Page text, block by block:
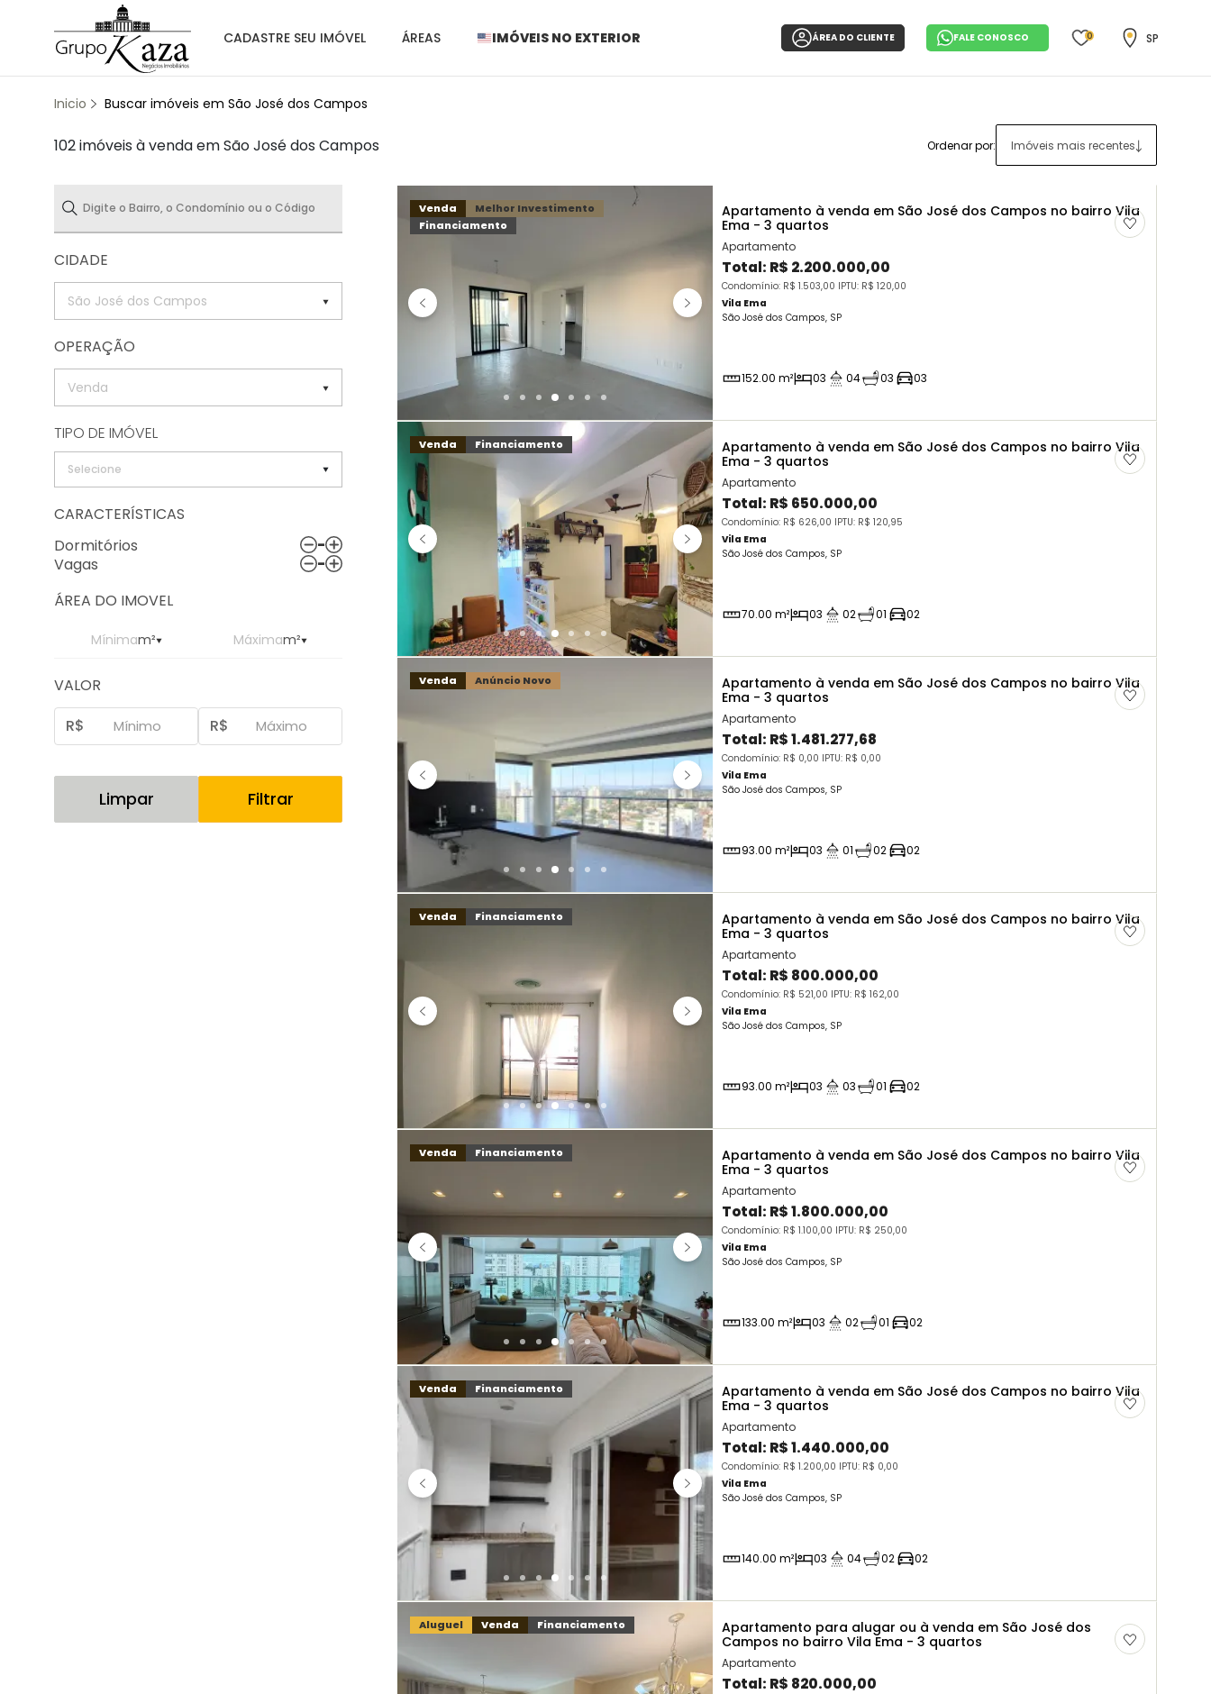
CADASTRE SEU IMÓVEL ÁREAS IMÓVEIS NO EXTERIOR ÁREA DO CLIENTE FALE CONOSCO 0 SP
Inicio Buscar imóveis em São José dos Campos
102 imóveis à venda em São José dos Campos Ordenar por: Imóveis mais recentes
CIDADE
São José dos Campos
OPERAÇÃO
Venda
TIPO DE IMÓVEL
Selecione
CARACTERÍSTICAS
Dormitórios
-
Vagas
-
ÁREA DO IMOVEL
Mínimam² Máximam²
VALOR
R$
R$
Limpar Filtrar
Venda
Melhor Investimento
Financiamento
Apartamento à venda em São José dos Campos no bairro Vila
Ema - 3 quartos
Apartamento
Total: R$ 2.200.000,00
Condomínio: R$ 1.503,00 IPTU: R$ 120,00
Vila Ema
São José dos Campos, SP
152.00 m² 03 04 03 03
Venda Financiamento
Apartamento à venda em São José dos Campos no bairro Vila
Ema - 3 quartos
Apartamento
Total: R$ 650.000,00
Condomínio: R$ 626,00 IPTU: R$ 120,95
Vila Ema
São José dos Campos, SP
70.00 m² 03 02 01 02
Venda Anúncio Novo
Apartamento à venda em São José dos Campos no bairro Vila
Ema - 3 quartos
Apartamento
Total: R$ 1.481.277,68
Condomínio: R$ 0,00 IPTU: R$ 0,00
Vila Ema
São José dos Campos, SP
93.00 m² 03 01 02 02
Venda Financiamento
Apartamento à venda em São José dos Campos no bairro Vila
Ema - 3 quartos
Apartamento
Total: R$ 800.000,00
Condomínio: R$ 521,00 IPTU: R$ 162,00
Vila Ema
São José dos Campos, SP
93.00 m² 03 03 01 02
Venda Financiamento
Apartamento à venda em São José dos Campos no bairro Vila
Ema - 3 quartos
Apartamento
Total: R$ 1.800.000,00
Condomínio: R$ 1.100,00 IPTU: R$ 250,00
Vila Ema
São José dos Campos, SP
133.00 m² 03 02 01 02
Venda Financiamento
Apartamento à venda em São José dos Campos no bairro Vila
Ema - 3 quartos
Apartamento
Total: R$ 1.440.000,00
Condomínio: R$ 1.200,00 IPTU: R$ 0,00
Vila Ema
São José dos Campos, SP
140.00 m² 03 04 02 02
Aluguel Venda Financiamento
Apartamento para alugar ou à venda em São José dos
Campos no bairro Vila Ema - 3 quartos
Apartamento
Total: R$ 820.000,00